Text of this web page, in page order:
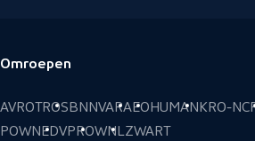
Voettekst
Omroepen
AVROTROS BNNVARAEO HUMAN KRO-
POWNEDVPROWNLZWART